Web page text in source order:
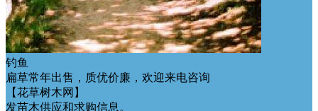
钓鱼
扁草常年出售，质优价廉，欢迎来电咨询
【花草树木网】
发苗木供应和求购信息。